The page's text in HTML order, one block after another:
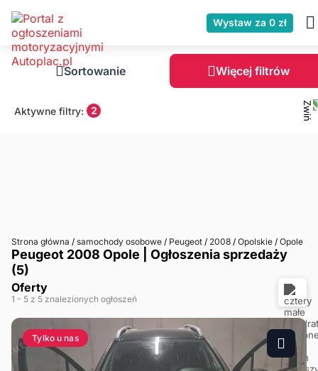
Wystaw za 0 zł
Sortowanie Więcej filtrów
Aktywne filtry: 2
Strona główna / samochody osobowe / Peugeot / 2008 / Opolskie / Opole
Peugeot 2008 Opole | Ogłoszenia sprzedaży
(5)
Oferty
1 - 5 z 5 znalezionych ogłoszeń
Tylko u nas